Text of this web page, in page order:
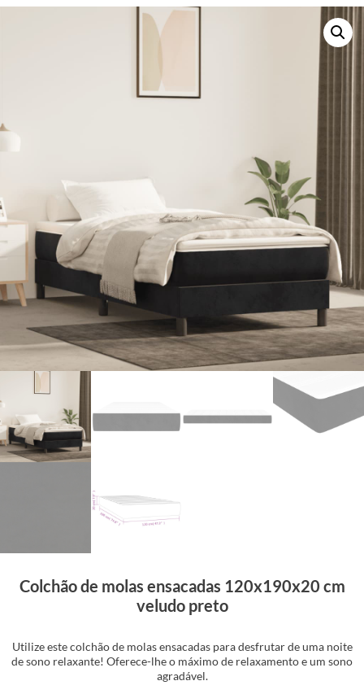
Colchão de molas ensacadas 120x190x20 cm
veludo preto
Utilize este colchão de molas ensacadas para desfrutar de uma noite
de sono relaxante! Oferece-lhe o máximo de relaxamento e um sono
agradável.